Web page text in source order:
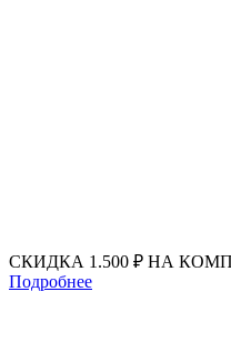
СКИДКА 1.500 ₽ НА
Подробнее